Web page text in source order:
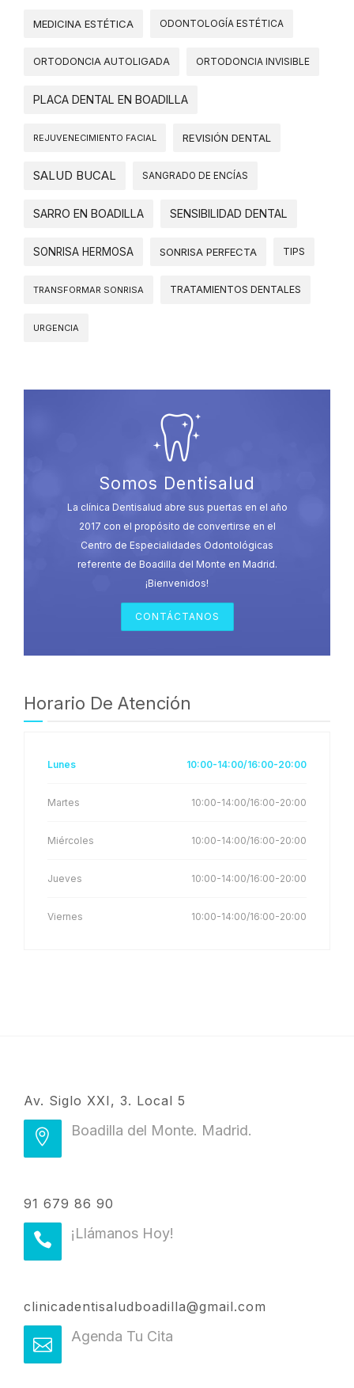
MEDICINA ESTÉTICA ODONTOLOGÍA ESTÉTICA
ORTODONCIA AUTOLIGADA ORTODONCIA INVISIBLE
PLACA DENTAL EN BOADILLA
REJUVENECIMIENTO FACIAL REVISIÓN DENTAL
SALUD BUCAL SANGRADO DE ENCÍAS
SARRO EN BOADILLA SENSIBILIDAD DENTAL
SONRISA HERMOSA SONRISA PERFECTA TIPS
TRANSFORMAR SONRISA TRATAMIENTOS DENTALES
URGENCIA
Somos Dentisalud
La clínica Dentisalud abre sus puertas en el año
2017 con el propósito de convertirse en el
Centro de Especialidades Odontológicas
referente de Boadilla del Monte en Madrid.
¡Bienvenidos!
CONTÁCTANOS
Horario De Atención
Lunes 10:00-14:00/16:00-20:00
Martes 10:00-14:00/16:00-20:00
Miércoles 10:00-14:00/16:00-20:00
Jueves 10:00-14:00/16:00-20:00
Viernes 10:00-14:00/16:00-20:00
Av. Siglo XXI, 3. Local 5
Boadilla del Monte. Madrid.
91 679 86 90
¡Llámanos Hoy!
clinicadentisaludboadilla@gmail.com
Agenda Tu Cita